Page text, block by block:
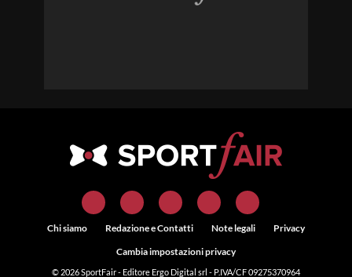
Chi siamo Redazione e Contatti Note legali
Privacy
Cambia impostazioni privacy
© 2026SportFair- Editore Ergo Digital srl - P.IVA/CF 09275370964